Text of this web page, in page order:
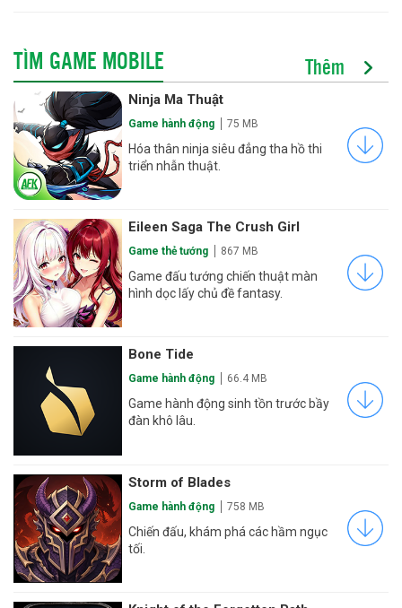
TÌM GAME MOBILE Thêm
Ninja Ma Thuật
Game hành động 75 MB
Hóa thân ninja siêu đẳng tha hồ thi
triển nhẫn thuật.
Eileen Saga The Crush Girl
Game thẻ tướng 867 MB
Game đấu tướng chiến thuật màn
hình dọc lấy chủ đề fantasy.
Bone Tide
Game hành động 66.4 MB
Game hành động sinh tồn trước bầy
đàn khô lâu.
Storm of Blades
Game hành động 758 MB
Chiến đấu, khám phá các hầm ngục
tối.